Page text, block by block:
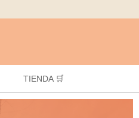
TIENDA 🛒